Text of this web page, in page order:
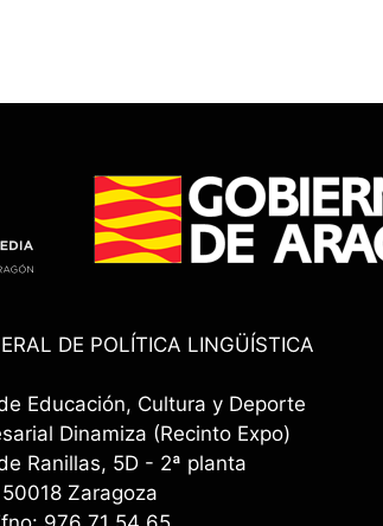
DE POLÍTICA LINGÜÍSTICA
Educación, Cultura y Deporte
Dinamiza (Recinto Expo)
Ranillas, 5D - 2ª planta
50018 Zaragoza